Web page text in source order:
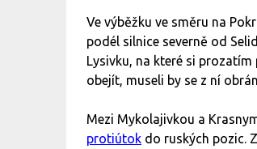
Ve výběžku ve směru na
podél silnice severně od
Lysivku, na které si
obejít, museli by se z ní
Mezi Mykolajivkou a
protiútok do ruských pozic.